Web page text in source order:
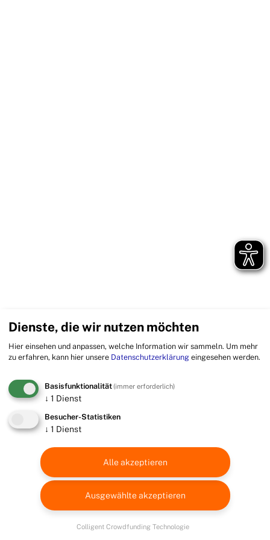
Dienste, die wir nutzen möchten
Hier einsehen und anpassen, welche Information wir sammeln. Um mehr
zu erfahren, kann hier unsere Datenschutzerklärung eingesehen werden.
Basisfunktionalität(immer erforderlich)
↓ 1 Dienst
Besucher-Statistiken
↓ 1 Dienst
Ausgewählte akzeptieren
Alle akzeptieren
Colligent Crowdfunding Technologie